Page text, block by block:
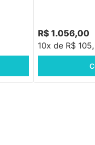
R$ 1.056,00
10x de R$